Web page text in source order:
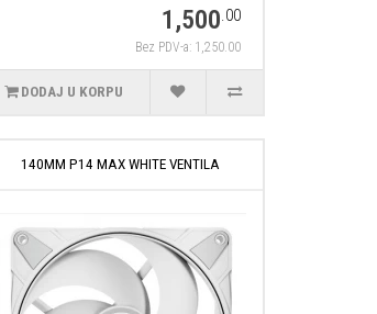
1,500.00
Bez PDV-a: 1,250.00
DODAJ U KORPU
140MM P14 MAX WHITE VENTILA